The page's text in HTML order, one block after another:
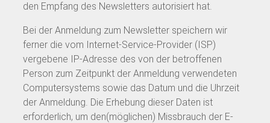
den Empfang des Newsletters autorisiert hat.
Bei der Anmeldung zum Newsletter speichern wir
ferner die vom Internet-Service-Provider (ISP)
vergebene IP-Adresse des von der betroffenen
Person zum Zeitpunkt der Anmeldung verwendeten
Computersystems sowie das Datum und die Uhrzeit
der Anmeldung. Die Erhebung dieser Daten ist
erforderlich, um den(möglichen) Missbrauch der E-